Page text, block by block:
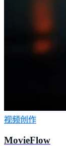
视频创作
MovieFlow